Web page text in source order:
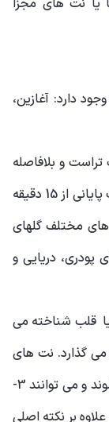
نت های مجزا
دارد: آغازین،
و بلافاصله
پس از استفاده روی پوست به بینی می آید. نت پایانی از 15 دقیقه
های مختلف گلهای
پودری، دریایی و
قلب شناخته می
گذارد. نت های
میانی پس از پاک شدن نت بالایی ایجاد می شوند و می توانند 3-
بر نکته اصلی